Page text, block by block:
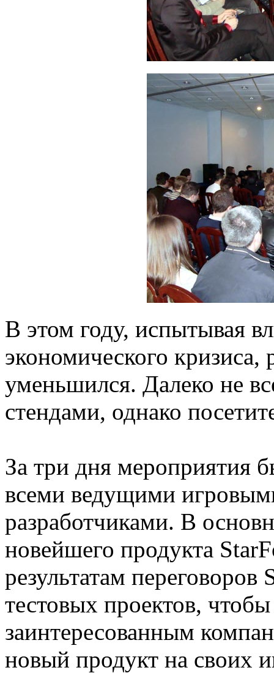
В этом году, испытывая
экономического
уменьшился. Далеко не
стендами, однако
За три дня мероприятия
всеми ведущими
разработчиками. В
новейшего продукта
результатам переговоров
тестовых проектов,
заинтересованным
новый продукт на своих